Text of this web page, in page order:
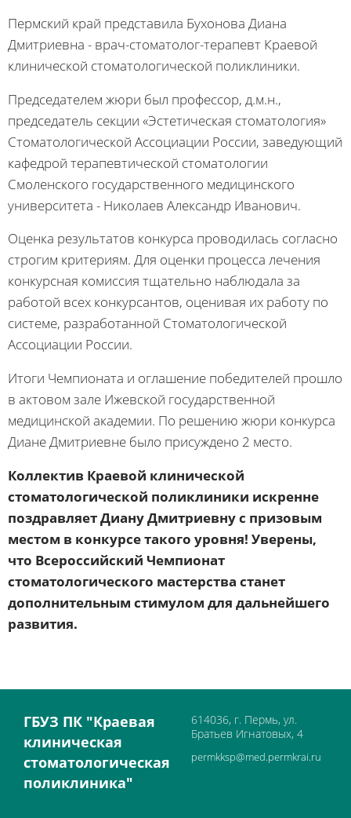
Пермский край представила Бухонова Диана
Дмитриевна - врач-стоматолог-терапевт Краевой
клинической стоматологической поликлиники.
Председателем жюри был профессор, д.м.н.,
председатель секции «Эстетическая стоматология»
Стоматологической Ассоциации России, заведующий
кафедрой терапевтической стоматологии
Смоленского государственного медицинского
университета - Николаев Александр Иванович.
Оценка результатов конкурса проводилась согласно
строгим критериям. Для оценки процесса лечения
конкурсная комиссия тщательно наблюдала за
работой всех конкурсантов, оценивая их работу по
системе, разработанной Стоматологической
Ассоциации России.
Итоги Чемпионата и оглашение победителей прошло
в актовом зале Ижевской государственной
медицинской академии. По решению жюри конкурса
Диане Дмитриевне было присуждено 2 место.
Коллектив Краевой клинической
стоматологической поликлиники искренне
поздравляет Диану Дмитриевну с призовым
местом в конкурсе такого уровня! Уверены,
что Всероссийский Чемпионат
стоматологического мастерства станет
дополнительным стимулом для дальнейшего
развития.
ГБУЗ ПК "Краевая
клиническая
стоматологическая
поликлиника"
614036, г. Пермь, ул.
Братьев Игнатовых, 4
permkksp@med.permkrai.ru